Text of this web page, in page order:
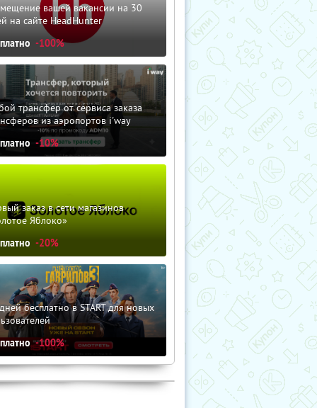
вашей вакансии на 30
на сайте HeadHunter
-100%
трансфер от сервиса заказа
из аэропортов i'way
-10%
заказ в сети магазинов
Яблоко»
-20%
бесплатно в START для новых
-100%